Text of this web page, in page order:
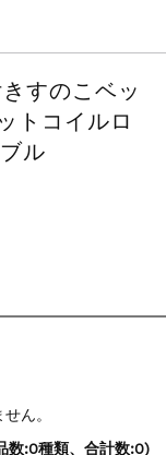
すのこベッ
トコイルロ
ル
ん。
数:0種類、合計数:0)